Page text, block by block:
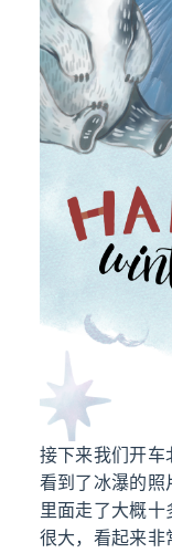
接下来我们开
看到了冰瀑的照
里面走了大概
很大，看起来非